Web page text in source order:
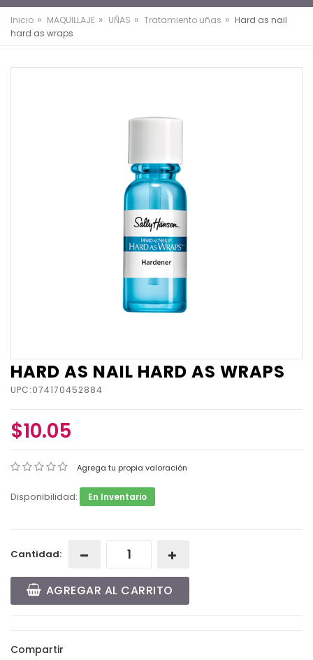
Inicio » MAQUILLAJE » UÑAS » Tratamiento uñas » Hard as nail
hard as wraps
HARD AS NAIL HARD AS WRAPS
UPC:074170452884
$10.05
Agrega tu propia valoración
Disponibilidad: En Inventario
Cantidad:
AGREGAR AL CARRITO
Compartir